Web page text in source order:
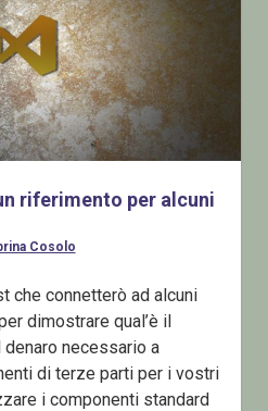
riferimento per alcuni
Cosolo
che connetterò ad alcuni
dimostrare qual’è il
necessario a
di terze parti per i vostri
i componenti standard